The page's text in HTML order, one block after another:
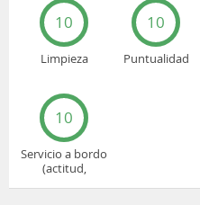
10
Limpieza
10
Puntualidad
10
Servicio a bordo
(actitud,